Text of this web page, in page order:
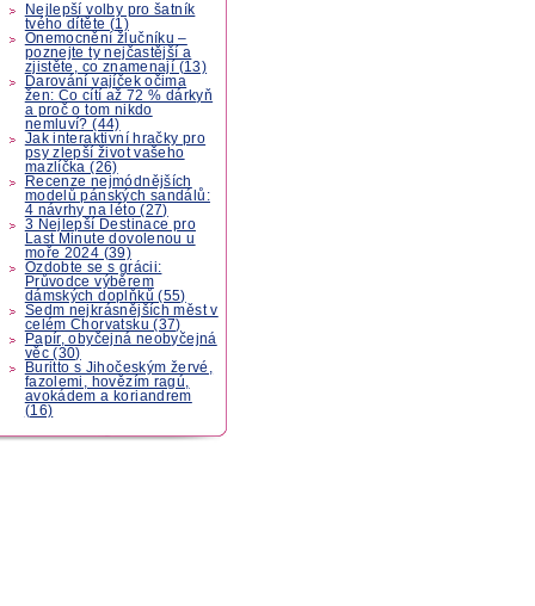
Nejlepší volby pro šatník
tvého dítěte (1)
Onemocnění žlučníku –
poznejte ty nejčastější a
zjistěte, co znamenají (13)
Darování vajíček očima
žen: Co cítí až 72 % dárkyň
a proč o tom nikdo
nemluví? (44)
Jak interaktivní hračky pro
psy zlepší život vašeho
mazlíčka (26)
Recenze nejmódnějších
modelů pánských sandálů:
4 návrhy na léto (27)
3 Nejlepší Destinace pro
Last Minute dovolenou u
moře 2024 (39)
Ozdobte se s grácii:
Průvodce výběrem
dámských doplňků (55)
Sedm nejkrásnějších měst v
celém Chorvatsku (37)
Papír, obyčejná neobyčejná
věc (30)
Buritto s Jihočeským žervé,
fazolemi, hovězím ragú,
avokádem a koriandrem
(16)